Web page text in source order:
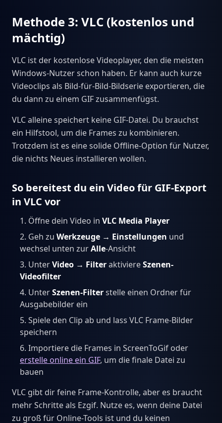
Methode 3: VLC (kostenlos und
mächtig)
VLC ist der kostenlose Videoplayer, den die meisten
Windows-Nutzer schon haben. Er kann auch kurze
Videoclips als Bild-für-Bild-Bildserie exportieren, die
du dann zu einem GIF zusammenfügst.
VLC alleine speichert keine GIF-Datei. Du brauchst
ein Hilfstool, um die Frames zu kombinieren.
Trotzdem ist es eine solide Offline-Option für Nutzer,
die nichts Neues installieren wollen.
So bereitest du ein Video für GIF-Export
in VLC vor
Öffne dein Video in VLC Media Player
Geh zu Werkzeuge → Einstellungen und
wechsel unten zurAlle-Ansicht
UnterVideo → FilteraktiviereSzenen-
Videofilter
UnterSzenen-Filterstelle einen Ordner für
Ausgabebilder ein
Spiele den Clip ab und lass VLC Frame-Bilder
speichern
Importiere die Frames in ScreenToGif oder
erstelle online ein GIF, um die finale Datei zu
bauen
VLC gibt dir feine Frame-Kontrolle, aber es braucht
mehr Schritte als Ezgif. Nutze es, wenn deine Datei
zu groß für Online-Tools ist und du keinen